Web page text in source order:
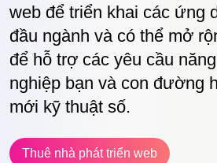
web để triển khai các ứng
đầu ngành và có thể mở
để hỗ trợ các yêu cầu
nghiệp bạn và con đường
mới kỹ thuật số.
Thuê nhà phát triển web